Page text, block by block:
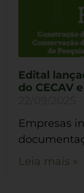
Edital
do CECAV
Empresas
Leia mais »